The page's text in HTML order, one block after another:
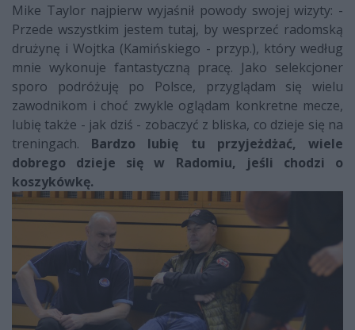
Mike Taylor najpierw wyjaśnił powody swojej wizyty: -
Przede wszystkim jestem tutaj, by wesprzeć radomską
drużynę i Wojtka (Kamińskiego - przyp.), który według
mnie wykonuje fantastyczną pracę. Jako selekcjoner
sporo podróżuję po Polsce, przyglądam się wielu
zawodnikom i choć zwykle oglądam konkretne mecze,
lubię także - jak dziś - zobaczyć z bliska, co dzieje się na
treningach. Bardzo lubię tu przyjeżdżać, wiele
dobrego dzieje się w Radomiu, jeśli chodzi o
koszykówkę.